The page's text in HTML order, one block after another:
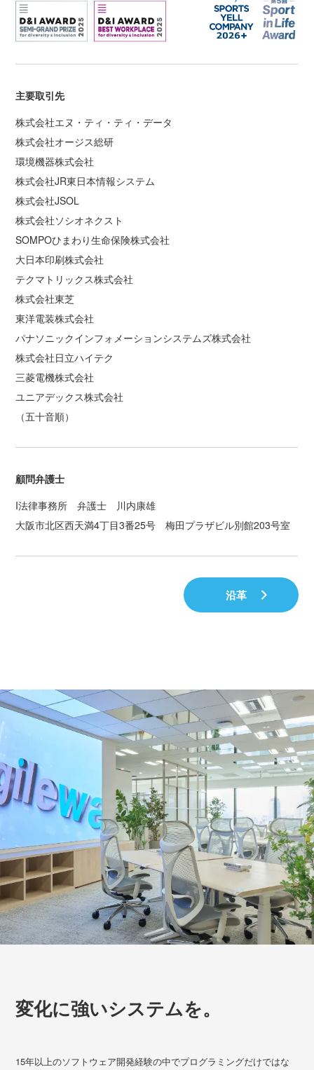
主要取引先
株式会社エヌ・ティ・ティ・データ
株式会社オージス総研
環境機器株式会社
株式会社JR東日本情報システム
株式会社JSOL
株式会社ソシオネクスト
SOMPOひまわり生命保険株式会社
大日本印刷株式会社
テクマトリックス株式会社
株式会社東芝
東洋電装株式会社
パナソニックインフォメーションシステムズ株式会社
株式会社日立ハイテク
三菱電機株式会社
ユニアデックス株式会社
（五十音順）
顧問弁護士
I法律事務所 弁護士 川内康雄
大阪市北区西天満4丁目3番25号 梅田プラザビル別館203号室
沿革
変化に強いシステムを。
15年以上のソフトウェア開発経験の中でプログラミングだけではな